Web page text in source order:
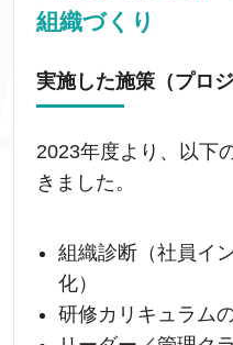
組織づくり
実施した施策（プロジ
2023年度より、以下
きました。
組織診断（社員イ
化）
研修カリキュラム